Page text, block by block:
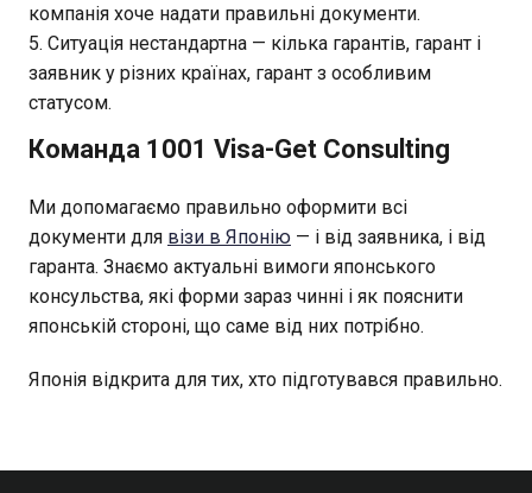
компанія хоче надати правильні документи.
Ситуація нестандартна — кілька гарантів, гарант і
заявник у різних країнах, гарант з особливим
статусом.
Команда 1001 Visa-Get Consulting
Ми допомагаємо правильно оформити всі
документи для візи в Японію — і від заявника, і від
гаранта. Знаємо актуальні вимоги японського
консульства, які форми зараз чинні і як пояснити
японській стороні, що саме від них потрібно.
Японія відкрита для тих, хто підготувався правильно.